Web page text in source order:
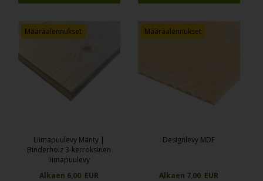
Määräalennukset
Liimapuulevy Mänty |
Binderholz 3-kerroksinen
liimapuulevy
Alkaen 6,00 EUR
Määräalennukset
Designlevy MDF
Alkaen 7,00 EUR